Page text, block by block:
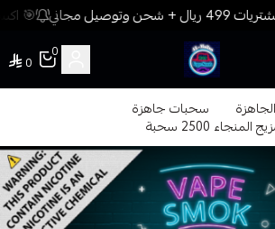
🎯
فيب المدينة
0
0
سحبات جاهزة
2500 سحبة